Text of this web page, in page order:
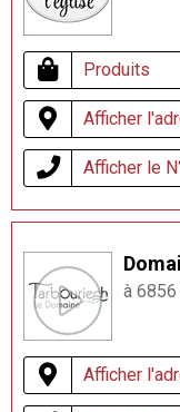
Produits
Afficher
Afficher le
à 6856
Afficher